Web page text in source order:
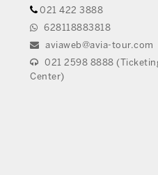
021 422 3888
628118883818
aviaweb@avia-tour.com
021 2598 8888 (Ticketing
Center)